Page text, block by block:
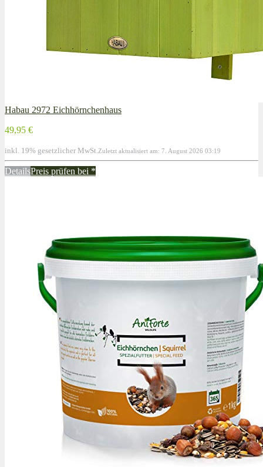
Habau 2972 Eichhörnchenhaus
49,95 €
inkl. 19% gesetzlicher MwSt. Zuletzt aktualisiert am: 7. August 2026 03:19
DetailsPreis prüfen bei *